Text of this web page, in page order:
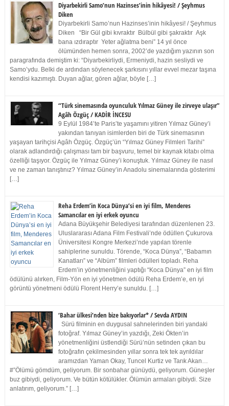
Diyarbekirli Samo’nun Hazinses’inin hikâyesi! / Şeyhmus
Diken
Diyarbekirli Samo’nun Hazinses’inin hikâyesi! / Şeyhmus
Diken “Bir Gül gibi kıvraktır Bülbül gibi şakraktır Aşk
bana ızdıraptır Yeter ağlatma beni” 14 yıl önce
ölümünden hemen sonra, 2002’de yazdığım yazının son
paragrafında demiştim ki: “Diyarbekirliydi, Ermeniydi, hazin sesliydi ve
Samo’ydu. Belki de ardından söylenecek şarkısını yıllar evvel mezar taşına
kendisi kazımıştı. Duyan ağlar, gören ağlar, böyle […]
“Türk sinemasında oyunculuk Yılmaz Güney ile zirveye ulaşır”
Agâh Özgüç / KADİR İNCESU
9 Eylül 1984’te Paris’te yaşamını yitiren Yılmaz Güney’i
yakından tanıyan isimlerden biri de Türk sinemasının
yaşayan tarihçisi Agâh Özgüç. Özgüç’ün “Yılmaz Güney Filmleri Tarihi”
olarak adlandırdığı çalışması tam bir başvuru, temel bir kaynak kitabı olma
özelliği taşıyor. Özgüç ile Yılmaz Güney’i konuştuk. Yılmaz Güney ile nasıl
ve ne zaman tanıştınız? Yılmaz Güney’in Anadolu sinemalarında gösterimi
[…]
Reha Erdem’in Koca Dünya’si en iyi film, Menderes
Samancılar en iyi erkek oyuncu
Adana Büyükşehir Belediyesi tarafından düzenlenen 23.
Uluslararası Adana Film Festivali’nde ödüllen Çukurova
Üniversitesi Kongre Merkezi’nde yapılan törenle
sahiplerine sunuldu. Törende, “Koca Dünya”, “Babamın
Kanatları” ve “Albüm” filmleri ödülleri topladı. Reha
Erdem’in yönetmenliğini yaptığı “Koca Dünya” en iyi film
ödülünü alırken, Film-Yön en iyi yönetmen ödülü Reha Erdem’e, en iyi
görüntü yönetmeni ödülü Florent Herry’e sunuldu. […]
‘Bahar ülkesi’nden bize bakıyorlar* / Sevda AYDIN
Sürü filminin en duygusal sahnelerinden biri yandaki
fotoğraf. Yılmaz Güney’in yazdığı, Zeki Ökten’in
yönetmenliğini üstlendiği Sürü’nün setinden çıkan bu
fotoğrafın çekilmesinden yıllar sonra tek tek ayrıldılar
aramızdan Yaman Okay, Tuncel Kurtiz ve Tarık Akan…
#”Ölümü gömdüm, geliyorum. Bir sonbahar günüydü, geliyorum. Güneşler
buz gibiydi, geliyorum. Ve bütün kötülükler. Ölümün armaları gibiydi. Size
anlatırım, geliyorum.” […]